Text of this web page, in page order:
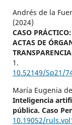
Andrés de la
(2024)
CASO
ACTAS DE
1.
10.52149/Sp21/
María Eugenia
Inteligencia
pública. Caso
10.19052/